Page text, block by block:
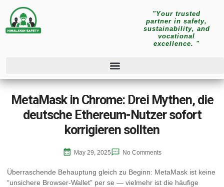
"Your trusted
partner in safety,
sustainability, and
vocational
excellence. "
MetaMask in Chrome: Drei Mythen, die
deutsche Ethereum-Nutzer sofort
korrigieren sollten
May 29, 2025 No Comments
Überraschende Behauptung gleich zu Beginn: MetaMask ist keine
“unsichere Browser-Wallet” per se — vielmehr ist die häufige